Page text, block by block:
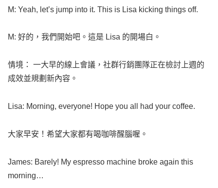
M: Yeah, let’s jump into it. This is Lisa kicking things off.
M: 好的，我們開始吧。這是 Lisa 的開場白。
情境： 一大早的線上會議，社群行銷團隊正在檢討上週的
成效並規劃新內容。
Lisa: Morning, everyone! Hope you all had your coffee.
大家早安！希望大家都有喝咖啡醒腦喔。
James: Barely! My espresso machine broke again this
morning…